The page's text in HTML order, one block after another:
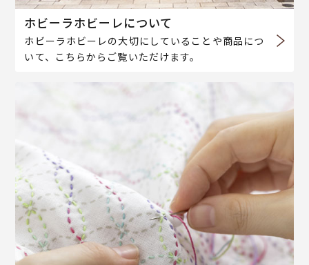
ホビーラホビーレについて
ホビーラホビーレの大切にしていることや商品につ
いて、こちらからご覧いただけます。